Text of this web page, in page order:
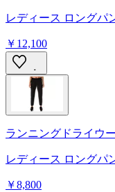
レディース ロングパ
￥12,100
ランニングドライウ
レディース ロングパ
￥8,800